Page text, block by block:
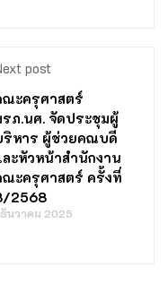
post
ณะครุศาสตร์
รภ.นศ. จัดประชุมผู้
ริหาร ผู้ช่วยคณบดี
ละหัวหน้าสำนักงาน
ณะครุศาสตร์ ครั้งที่
2568
ธันวาคม 2025